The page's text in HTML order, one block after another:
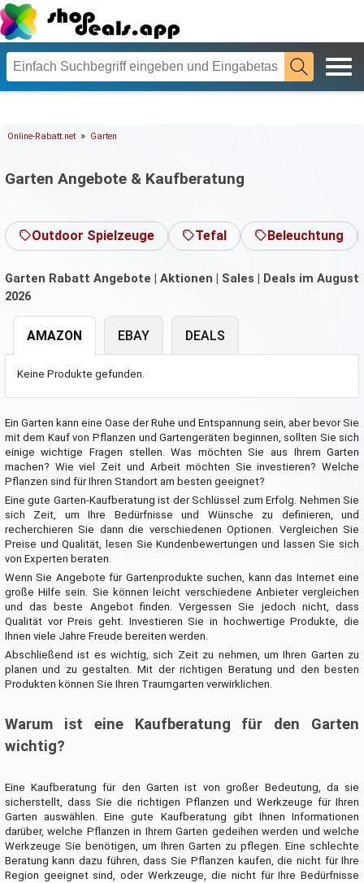
Online-Rabatt.net » Garten
Garten Angebote & Kaufberatung
Outdoor Spielzeuge Tefal Beleuchtung
Garten Rabatt Angebote | Aktionen | Sales | Deals im August
2026
AMAZON
Keine Produkte gefunden.
EBAY DEALS
Ein Garten kann eine Oase der Ruhe und Entspannung sein, aber bevor Sie
mit dem Kauf von Pflanzen und Gartengeräten beginnen, sollten Sie sich
einige wichtige Fragen stellen. Was möchten Sie aus Ihrem Garten
machen? Wie viel Zeit und Arbeit möchten Sie investieren? Welche
Pflanzen sind für Ihren Standort am besten geeignet?
Eine gute Garten-Kaufberatung ist der Schlüssel zum Erfolg. Nehmen Sie
sich Zeit, um Ihre Bedürfnisse und Wünsche zu definieren, und
recherchieren Sie dann die verschiedenen Optionen. Vergleichen Sie
Preise und Qualität, lesen Sie Kundenbewertungen und lassen Sie sich
von Experten beraten.
Wenn Sie Angebote für Gartenprodukte suchen, kann das Internet eine
große Hilfe sein. Sie können leicht verschiedene Anbieter vergleichen
und das beste Angebot finden. Vergessen Sie jedoch nicht, dass
Qualität vor Preis geht. Investieren Sie in hochwertige Produkte, die
Ihnen viele Jahre Freude bereiten werden.
Abschließend ist es wichtig, sich Zeit zu nehmen, um Ihren Garten zu
planen und zu gestalten. Mit der richtigen Beratung und den besten
Produkten können Sie Ihren Traumgarten verwirklichen.
Warum ist eine Kaufberatung für den Garten
wichtig?
Eine Kaufberatung für den Garten ist von großer Bedeutung, da sie
sicherstellt, dass Sie die richtigen Pflanzen und Werkzeuge für Ihren
Garten auswählen. Eine gute Kaufberatung gibt Ihnen Informationen
darüber, welche Pflanzen in Ihrem Garten gedeihen werden und welche
Werkzeuge Sie benötigen, um Ihren Garten zu pflegen. Eine schlechte
Beratung kann dazu führen, dass Sie Pflanzen kaufen, die nicht für Ihre
Region geeignet sind, oder Werkzeuge, die nicht für Ihre Bedürfnisse